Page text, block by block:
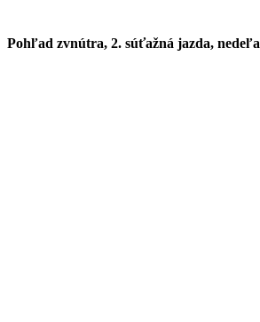
Pohľad zvnútra, 2. súťažná jazda, nedeľa